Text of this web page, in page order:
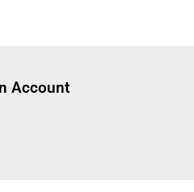
Account